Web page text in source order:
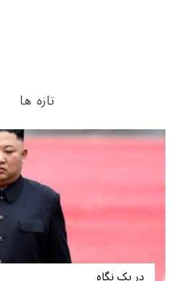
تازه ها